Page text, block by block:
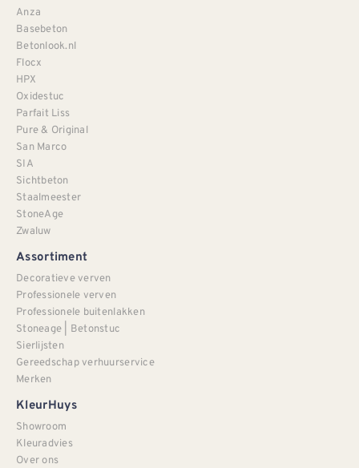
Anza
Basebeton
Betonlook.nl
Flocx
HPX
Oxidestuc
Parfait Liss
Pure & Original
San Marco
SIA
Sichtbeton
Staalmeester
StoneAge
Zwaluw
Assortiment
Decoratieve verven
Professionele verven
Professionele buitenlakken
Stoneage | Betonstuc
Sierlijsten
Gereedschap verhuurservice
Merken
KleurHuys
Showroom
Kleuradvies
Over ons